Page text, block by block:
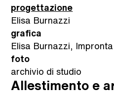
progettazione
Elisa Burnazzi
grafica
Elisa Burnazzi,
foto
archivio di studio
Allestimento e